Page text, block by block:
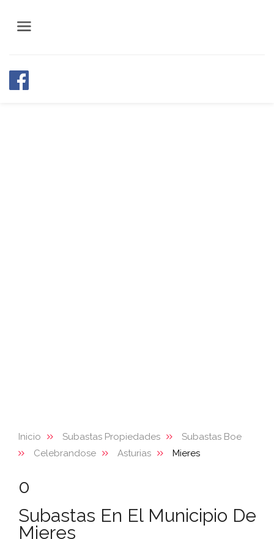
Inicio Subastas Propiedades
Subastas Boe
Celebrandose
Asturias Mieres
0
Subastas En El Municipio De
Mieres